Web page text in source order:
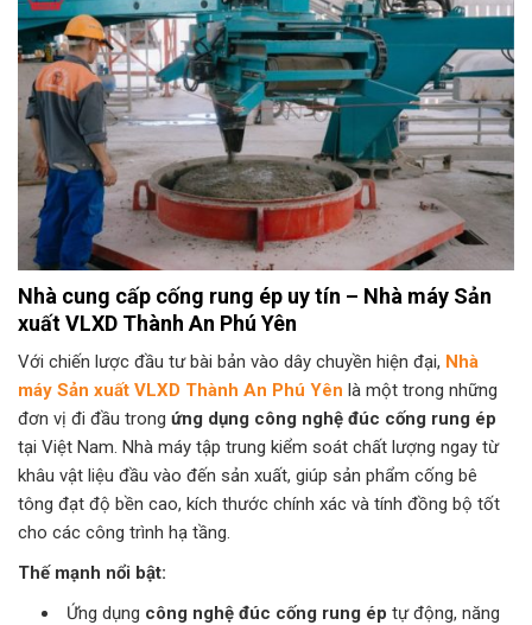
Nhà cung cấp cống rung ép uy tín – Nhà máy Sản
xuất VLXD Thành An Phú Yên
Với chiến lược đầu tư bài bản vào dây chuyền hiện đại, Nhà
máy Sản xuất VLXD Thành An Phú Yên là một trong những
đơn vị đi đầu trong ứng dụng công nghệ đúc cống rung ép
tại Việt Nam. Nhà máy tập trung kiểm soát chất lượng ngay từ
khâu vật liệu đầu vào đến sản xuất, giúp sản phẩm cống bê
tông đạt độ bền cao, kích thước chính xác và tính đồng bộ tốt
cho các công trình hạ tầng.
Thế mạnh nổi bật:
Ứng dụng công nghệ đúc cống rung ép tự động, năng